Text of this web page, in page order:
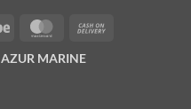
Stripe MasterCard
AZUR MARINE